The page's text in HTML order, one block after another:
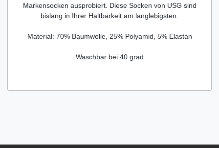
Markensocken ausprobiert. Diese Socken von USG sind
bislang in Ihrer Haltbarkeit am langlebigsten.
Material: 70% Baumwolle, 25% Polyamid, 5% Elastan
Waschbar bei 40 grad